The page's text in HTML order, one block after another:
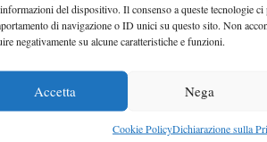
del dispositivo. Il consenso a queste tecnologie ci
di navigazione o ID unici su questo sito. Non
negativamente su alcune caratteristiche e funzioni.
Accetta Nega
Cookie PolicyDichiarazione sulla
Cookie